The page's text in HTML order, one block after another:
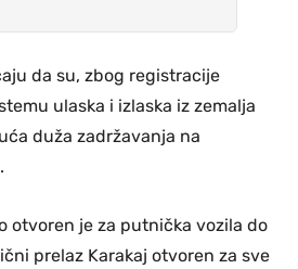
da su, zbog registracije
ulaska i izlaska iz zemalja
duža zadržavanja na
otvoren je za putnička vozila do
prelaz Karakaj otvoren za sve